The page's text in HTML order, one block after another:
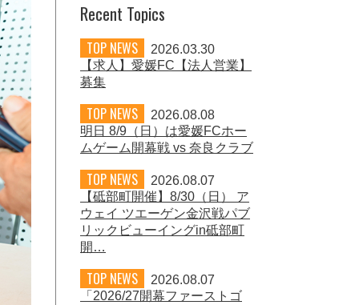
Recent Topics
TOP NEWS
2026.03.30
【求人】愛媛FC【法人営業】
募集
TOP NEWS
2026.08.08
明日 8/9（日）は愛媛FCホー
ムゲーム開幕戦 vs 奈良クラブ
TOP NEWS
2026.08.07
【砥部町開催】8/30（日） ア
ウェイ ツエーゲン金沢戦パブ
リックビューイングin砥部町
開…
TOP NEWS
2026.08.07
「2026/27開幕ファーストゴ